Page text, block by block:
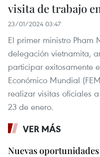
visita de trabajo
23/01/2024 03:47
El primer ministro Pham
delegación vietnamita,
participar exitosamente
Económico Mundial
realizar visitas oficiales
23 de enero.
VER MÁS
Nuevas